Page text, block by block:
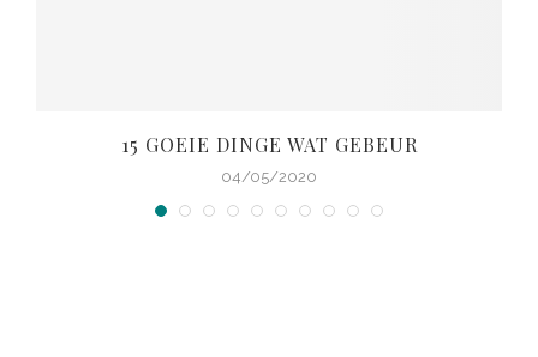
15 GOEIE DINGE WAT GEBEUR
04/05/2020